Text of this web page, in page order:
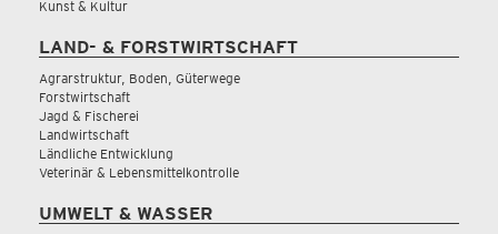
Kunst & Kultur
LAND- & FORSTWIRTSCHAFT
Agrarstruktur, Boden, Güterwege
Forstwirtschaft
Jagd & Fischerei
Landwirtschaft
Ländliche Entwicklung
Veterinär & Lebensmittelkontrolle
UMWELT & WASSER